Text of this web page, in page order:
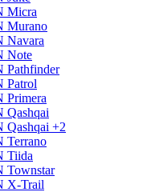
Micra
Murano
Navara
Note
Pathfinder
Patrol
Primera
Qashqai
Qashqai +2
Terrano
Tiida
Townstar
X-Trail